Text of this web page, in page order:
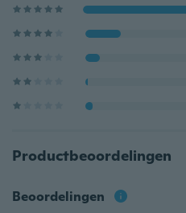
Productbeoordelingen
Beoordelingen